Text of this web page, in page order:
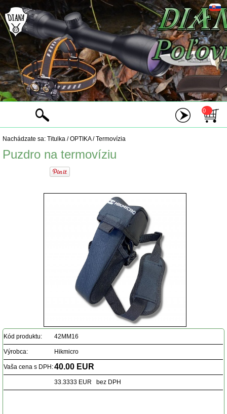
0
Nachádzate sa: Titulka /OPTIKA/Termovízia
Puzdro na termovíziu
Kód produktu: 42MM16
Výrobca: Hikmicro
Vaša cena s DPH:40.00 EUR
33.3333 EUR bez DPH